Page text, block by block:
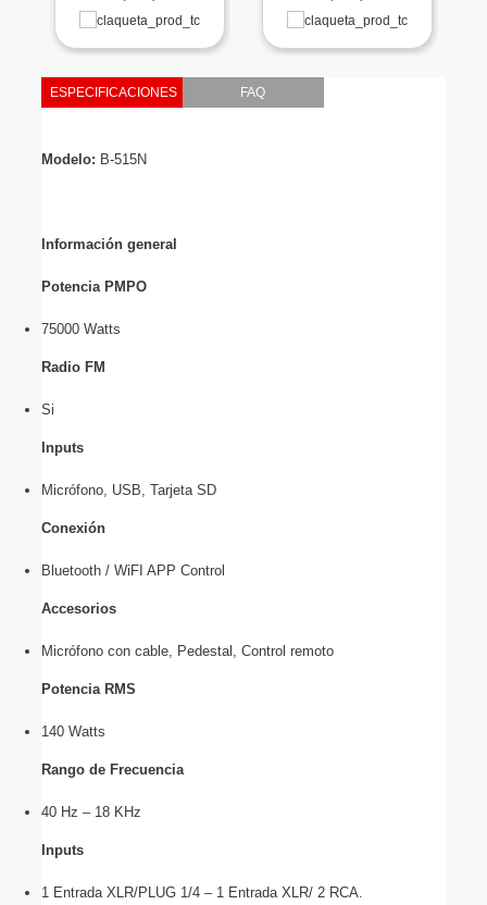
ESPECIFICACIONES FAQ
Modelo: B-515N
Información general
Potencia PMPO
75000 Watts
Radio FM
Si
Inputs
Micrófono, USB, Tarjeta SD
Conexión
Bluetooth / WiFI APP Control
Accesorios
Micrófono con cable, Pedestal, Control remoto
Potencia RMS
140 Watts
Rango de Frecuencia
40 Hz – 18 KHz
Inputs
1 Entrada XLR/PLUG 1/4 – 1 Entrada XLR/ 2 RCA.